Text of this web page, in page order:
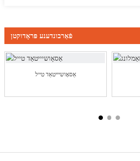
פֿאַרבונדענע פּראָדוקטן
אַסאָושיייטאַד טייל